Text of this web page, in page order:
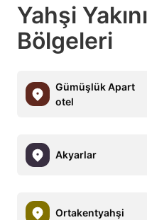
Yahşi
Bölgeleri
Gümüşlük Apart
otel
Akyarlar
Ortakentyahşi